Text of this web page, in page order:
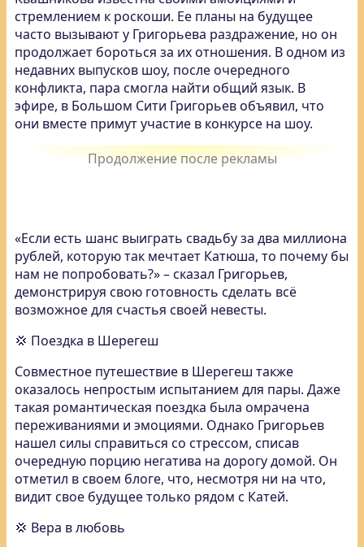
стремлением к роскоши. Ее планы на будущее
часто вызывают у Григорьева раздражение, но он
продолжает бороться за их отношения. В одном из
недавних выпусков шоу, после очередного
конфликта, пара смогла найти общий язык. В
эфире, в Большом Сити Григорьев объявил, что
они вместе примут участие в конкурсе на шоу.
«Если есть шанс выиграть свадьбу за два миллиона
рублей, которую так мечтает Катюша, то почему бы
нам не попробовать?» – сказал Григорьев,
демонстрируя свою готовность сделать всё
возможное для счастья своей невесты.
💢 Поездка в Шерегеш
Совместное путешествие в Шерегеш также
оказалось непростым испытанием для пары. Даже
такая романтическая поездка была омрачена
переживаниями и эмоциями. Однако Григорьев
нашел силы справиться со стрессом, списав
очередную порцию негатива на дорогу домой. Он
отметил в своем блоге, что, несмотря ни на что,
видит свое будущее только рядом с Катей.
💢 Вера в любовь